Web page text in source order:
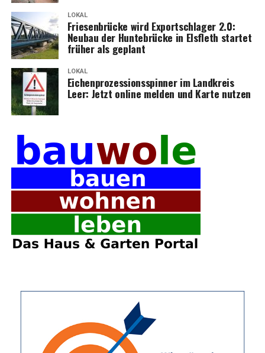
LOKAL
Frie­sen­brü­cke wird Export­schla­ger 2.0:
Neu­bau der Hun­te­brü­cke in Els­fleth star­tet
frü­her als geplant
LOKAL
Eichen­pro­zes­si­ons­spin­ner im Land­kreis
Leer: Jetzt online mel­den und Kar­te nutzen